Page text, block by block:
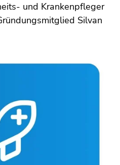
und Krankenpfleger
Silvan